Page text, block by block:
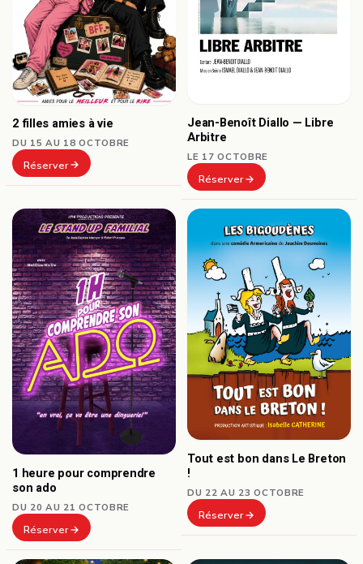
2 filles amies à vie
DU 15 AU 18 OCTOBRE
Réserver
Jean-Benoît Diallo — Libre
Arbitre
LE 17 OCTOBRE
Réserver
1 heure pour comprendre
son ado
DU 20 AU 21 OCTOBRE
Réserver
Tout est bon dans Le Breton
!
DU 22 AU 23 OCTOBRE
Réserver